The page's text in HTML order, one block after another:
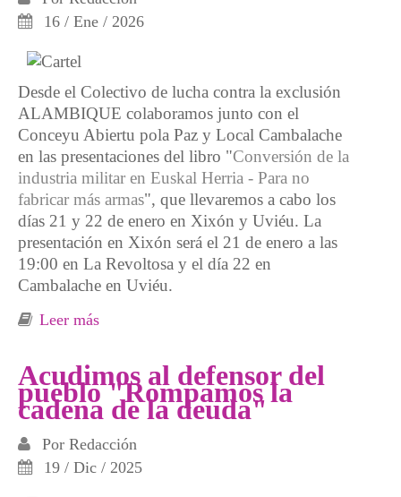
16 / Ene / 2026
Desde el Colectivo de lucha contra la exclusión
ALAMBIQUE colaboramos junto con el
Conceyu Abiertu pola Paz y Local Cambalache
en las presentaciones del libro "Conversión de la
industria militar en Euskal Herria - Para no
fabricar más armas", que llevaremos a cabo los
días 21 y 22 de enero en Xixón y Uviéu. La
presentación en Xixón será el 21 de enero a las
19:00 en La Revoltosa y el día 22 en
Cambalache en Uviéu.
Leer más
fabricar más guerras"
Acudimos al defensor del
pueblo "Rompamos la
cadena de la deuda"
Por Redacción
19 / Dic / 2025